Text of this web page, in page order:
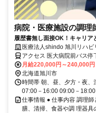
病院・医療施設の調理
履歴書無し面接OK！キャリア
働きませんか？調理師正社員
医療法人shindo 旭川リハ
北海道支店)
アクセス 医大病院前バス停
月給220,000円～240,000円
北海道旭川市
時間帯 朝、昼、夕方・夜
07:00－16:00 09:00－
仕事情報 ● 仕事内容 調理
膳、清掃、食器や調 理器